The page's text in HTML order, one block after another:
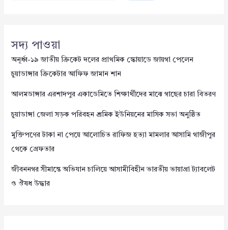
সদ্য পাওয়া
অনূর্ধ্ব-১৯ জাতীয় ক্রিকেট দলের প্রাথমিক স্কোয়াডে জায়গা পেলেন
চুয়াডাঙ্গার ক্রিকেটার আফিফ জামান শান
আলমডাঙ্গার এরশাদপুর একাডেমিতে শিক্ষার্থীদের মাঝে গাছের চারা বিতরণ
চুয়াডাঙ্গা জেলা সড়ক পরিবহন শ্রমিক ইউনিয়নের মাসিক সভা অনুষ্ঠিত
মুক্তিপণের টাকা না পেয়ে আলোচিত রাফিজ হত্যা মামলার আসামি গাজীপুর
থেকে গ্রেফতার
জীবননগর সীমান্তে অভিযান চালিয়ে আসামীবিহীন ভারতীয় ভায়াগ্রা ট্যাবলেট
ও ঔষধ উদ্ধার